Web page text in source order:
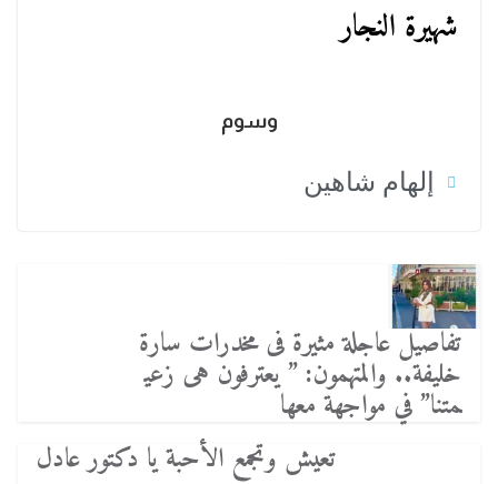
شهيرة النجار
وسوم
إلهام شاهين
تفاصيل عاجلة مثيرة فى مخدرات سارة
خليفة.. والمتهمون: ” يعترفون هى زعي
متنا” في مواجهة معها
تعيش وتجمع الأحبة يا دكتور عادل